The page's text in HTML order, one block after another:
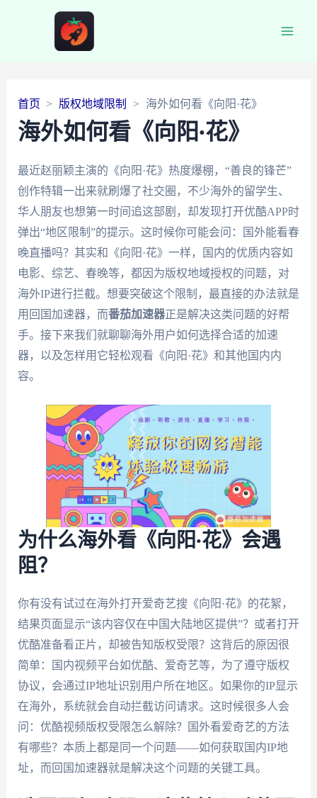
首页 版权地域限制 海外如何看《向阳·花》
海外如何看《向阳·花》
最近赵丽颖主演的《向阳·花》热度爆棚，“善良的锋芒”
创作特辑一出来就刷爆了社交圈，不少海外的留学生、
华人朋友也想第一时间追这部剧，却发现打开优酷APP时
弹出“地区限制”的提示。这时候你可能会问：国外能看春
晚直播吗？其实和《向阳·花》一样，国内的优质内容如
电影、综艺、春晚等，都因为版权地域授权的问题，对
海外IP进行拦截。想要突破这个限制，最直接的办法就是
用回国加速器，而番茄加速器正是解决这类问题的好帮
手。接下来我们就聊聊海外用户如何选择合适的加速
器，以及怎样用它轻松观看《向阳·花》和其他国内内
容。
为什么海外看《向阳·花》会遇
阻？
你有没有试过在海外打开爱奇艺搜《向阳·花》的花絮，
结果页面显示“该内容仅在中国大陆地区提供”？或者打开
优酷准备看正片，却被告知版权受限？这背后的原因很
简单：国内视频平台如优酷、爱奇艺等，为了遵守版权
协议，会通过IP地址识别用户所在地区。如果你的IP显示
在海外，系统就会自动拦截访问请求。这时候很多人会
问：优酷视频版权受限怎么解除？国外看爱奇艺的方法
有哪些？本质上都是同一个问题——如何获取国内IP地
址，而回国加速器就是解决这个问题的关键工具。